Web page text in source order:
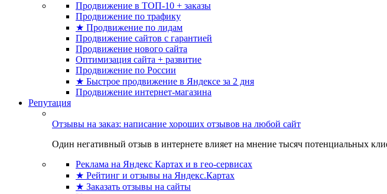
Продвижение в ТОП-10 + заказы
Продвижение по трафику
★ Продвижение по лидам
Продвижение сайтов с гарантией
Продвижение нового сайта
Оптимизация сайта + развитие
Продвижение по России
★ Быстрое продвижение в Яндексе за 2 дня
Продвижение интернет-магазина
Репутация
Отзывы на заказ: написание хороших отзывов на любой сайт
Один негативный отзыв в интернете влияет на мнение тысяч потенциальных
Реклама на Яндекс Картах и в гео-сервисах
★ Рейтинг и отзывы на Яндекс.Картах
★ Заказать отзывы на сайты